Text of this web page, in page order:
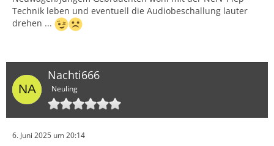
Technik leben und eventuell die Audiobeschallung lauter
drehen ...
Nachti666
Neuling
6. Juni 2025 um 20:14